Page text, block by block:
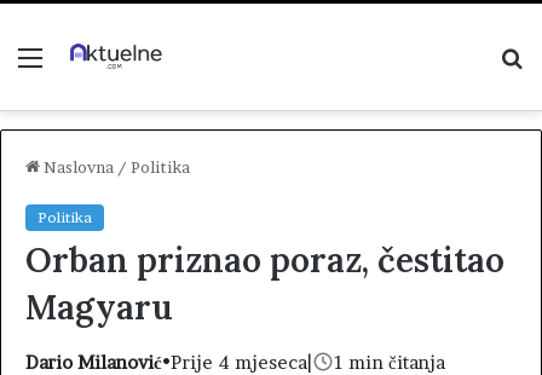
Menu
Naslovna / Politika
Politika
Orban priznao poraz, čestitao
Magyaru
Dario Milanović•Prije 4 mjeseca| 1 min čitanja